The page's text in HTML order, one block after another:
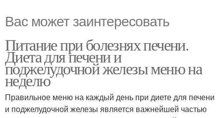
Вас может заинтересовать
Питание при болезнях печени.
Диета для печени и
поджелудочной железы меню на
неделю
Правильное меню на каждый день при диете для печени
и поджелудочной железы является важнейшей частью